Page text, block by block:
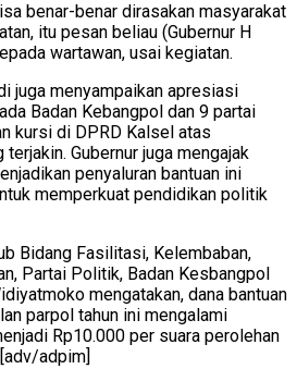
benar-benar dirasakan masyarakat
itu pesan beliau (Gubernur H
wartawan, usai kegiatan.
juga menyampaikan apresiasi
Badan Kebangpol dan 9 partai
kursi di DPRD Kalsel atas
Gubernur juga mengajak
penyaluran bantuan ini
memperkuat pendidikan politik
Bidang Fasilitasi, Kelembaban,
Partai Politik, Badan Kesbangpol
mengatakan, dana bantuan
parpol tahun ini mengalami
Rp10.000 per suara perolehan
adpim]